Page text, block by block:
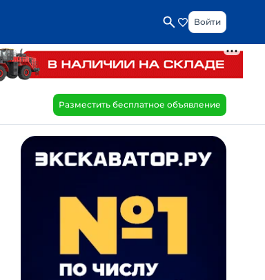
Войти
Разместить бесплатное объявление